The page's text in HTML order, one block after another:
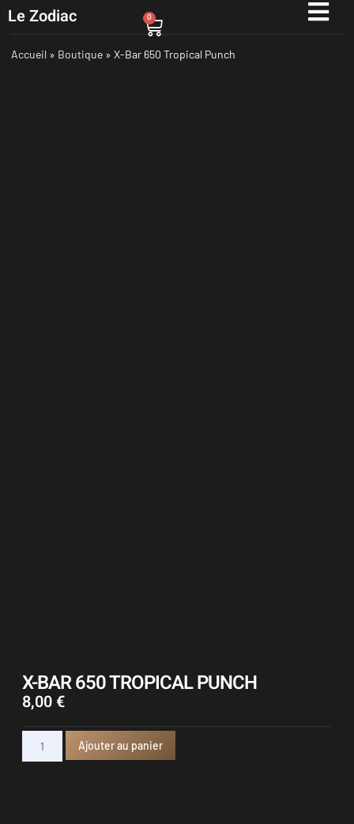
Le Zodiac 0
Accueil » Boutique » X-Bar 650 Tropical Punch
X-BAR 650 TROPICAL PUNCH
8,00 €
Ajouter au panier